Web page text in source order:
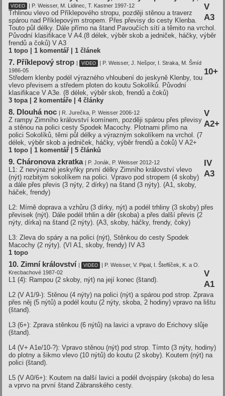
VIDEO | P. Weisser, M. Lidinec, T. Kastner 1997-12
V
A3
Trhlinou vlevo od Příklepového stropu, později stěnou a traverz
spárou nad Příklepovým stropem. Přes převisy do cesty Klenba.
Touto půl délky. Dále přímo na štand Pavoučích sítí a těmito na vrchol.
Původní klasifikace V A4.(8 délek, výběr skob a jedniček, háčky, výběr
frendů a čoků) V A3
1 topo | 1 komentář | 1 článek
7. Příklepový strop VIDEO
| P. Weisser, J. Nešpor, I. Straka, M. Šmíd
1986-05
10+
Středem klenby podél výrazného vhloubení do jeskyně Klenby, tou
vlevo převisem a středem ploten do koutu Sokolíků. Původní
klasifikace V A3e. (8 délek, výběr skob, frendů a čoků)
3 topa | 2 komentáře | 4 články
8. Dlouhá noc | R. Jurečka, P. Weisser 2006-12
V
A2+
Z rampy Zimního království komínem, později spárou přes převisy
a stěnou na polici cesty Spodek Macochy. Plotnami přímo na
polici Sokolíků, těmi půl délky a výrazným sokolíkem na vrchol. (7
délek, výběr skob a jedniček, háčky, výběr frendů a čoků) V A2+
1 topo | 1 komentář | 5 článků
9. Cháronova zkratka | P. Jonák, P. Weisser 2012-12
IV
A3
L1: Z nevýrazné jeskyňky první délky Zimního království vlevo
(nýt) rozbitým sokolíkem na polici. Vpravo pod stropem (4 skoby)
a dále přes převis (3 nýty, 2 dírky) na štand (3 nýty). (A1, skoby,
háček, frendy)
L2: Mírně doprava a vzhůru (3 dírky, nýt) a podél trhliny (3 skoby) přes
převisek (nýt). Dále podél trhlin a děr (skoba) a přes další převis (2
nýty, dírka) na štand (2 nýty). (A3, skoby, háčky, frendy, čoky)
L3: Zleva do spáry a na polici (nýt), Stěnkou do cesty Spodek
Macochy (2 nýty). (VI A1, skoby, frendy) IV A3
1 topo
10. Zimní království VIDEO
| P. Weisser, V. Pipal, I. Šteflíček, K. a O.
Krecbachové 1987-02
V
A1
L1 (4): Rampou (2 skoby, nýt) na její konec (štand).
L2 (V A1/9-): Stěnou (4 nýty) na polici (nýt) a spárou pod strop. Zprava
přes něj (5 nýtů) a podél koutu (2 nýty, skoba, 2 hodiny) vpravo na lištu
(štand).
L3 (6+): Zprava stěnkou (6 nýtů) na lavici a vpravo do Erichovy slůje
(štand).
L4 (V+ A1e/10-?): Vpravo stěnou (nýt) pod strop. Tímto (3 nýty, hodiny)
do plotny a šikmo vlevo (10 nýtů) do koutu (2 skoby). Koutem (nýt) na
polici (štand).
L5 (V A0/6+): Koutem na další lavici a podél dvojspáry (skoba) do lesa
a vprvo na první štand Zábranského cesty.